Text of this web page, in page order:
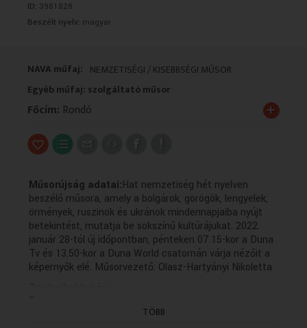
ID: 3981828
Beszélt nyelv: magyar
NAVA műfaj: NEMZETISÉGI / KISEBBSÉGI MŰSOR
Egyéb műfaj: szolgáltató műsor
Főcím: Rondó +
Műsorújság adatai:Hat nemzetiség hét nyelven
beszélő műsora, amely a bolgárok, görögök, lengyelek,
örmények, ruszinok és ukránok mindennapjaiba nyújt
betekintést, mutatja be sokszínű kultúrájukat. 2022.
január 28-tól új időpontban, pénteken 07.15-kor a Duna
Tv és 13.50-kor a Duna World csatornán várja nézőit a
képernyők elé. Műsorvezető: Olasz-Hartyányi Nikoletta
A műsorszolgáltatói információk (Műsorszolgáltatói
ismertető) forrása változó (teletext, mediaklikk.hu).
...
TÖBB